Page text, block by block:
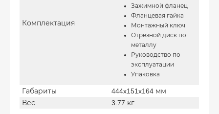
Комплектация
Зажимной фланец
Фланцевая гайка
Монтажный ключ
Отрезной диск по
металлу
Руководство по
эксплуатации
Упаковка
Габариты
444x151x164 мм
Вес
3.77 кг